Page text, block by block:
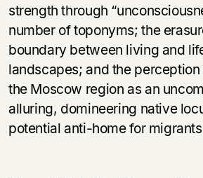
strength through
number of toponyms; the
boundary between living and
landscapes; and the
the Moscow region as an
alluring, domineering native
potential anti-home for